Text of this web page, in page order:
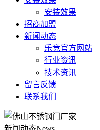
安装效果
招商加盟
新闻动态
乐竞官方网站
行业资讯
技术资讯
留言反馈
联系我们